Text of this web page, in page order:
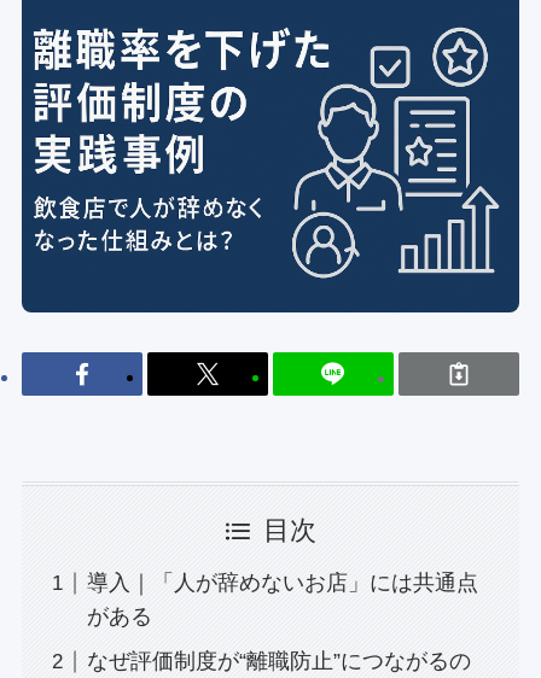
目次
導入｜「人が辞めないお店」には共通点
がある
なぜ評価制度が“離職防止”につながるの